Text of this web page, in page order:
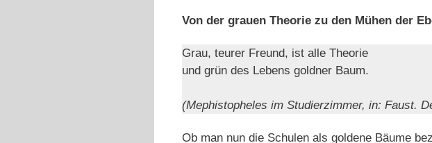
Von der grauen Theorie zu den Mühen der
Grau, teurer Freund, ist alle Theorie
und grün des Lebens goldner Baum.
(Mephistopheles im Studierzimmer, in: Faust.
Ob man nun die Schulen als goldene Bäume